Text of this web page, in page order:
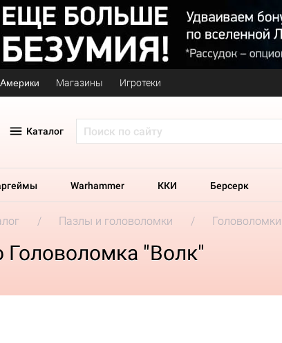
Магазины Игротеки
Каталог
Warhammer ККИ Берсерк
Пазлы и головоломки Головоломки
"Волк"